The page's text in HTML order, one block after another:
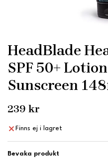
HeadBlade
SPF 50+
Sunscreen
239 kr
Finns ej i lagret
Bevaka produkt